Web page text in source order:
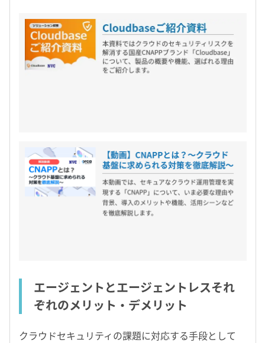
エージェントとエージェントレスそれ
ぞれのメリット・デメリット
クラウドセキュリティの課題に対応する手段として